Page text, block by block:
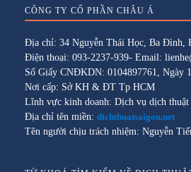
CÔNG TY CỔ PHẦN CHÂU Á
Địa chỉ: 34 Nguyễn Thái Học, Ba Đình,
Điện thoại: 093-2237-939- Email:
Số Giấy CNĐKDN: 0104897761, Ngày
Nơi cấp: Sở KH & ĐT Tp HCM
Lĩnh vực kinh doanh: Dịch vụ dịch thuật
Địa chỉ tên miền: dichthuatsaigon.net
Tên người chịu trách nhiệm: Nguyễn